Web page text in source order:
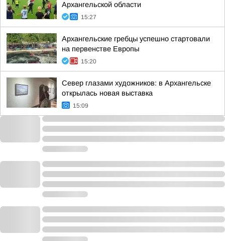
Архангельской области
15:27
Архангельские гребцы успешно стартовали
на первенстве Европы
15:20
Север глазами художников: в Архангельске
открылась новая выставка
15:09